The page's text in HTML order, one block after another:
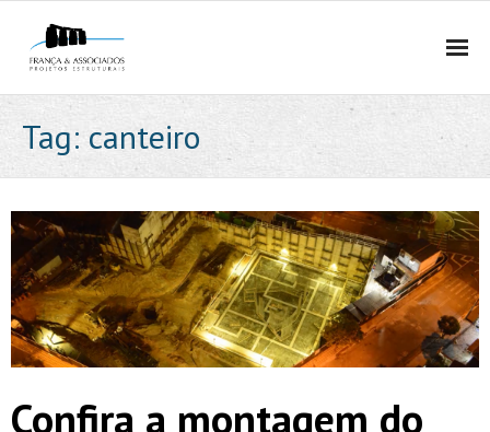
QUEM SOMOS
- EMPRESA
- MÉTODO
- EQUIPE
- PRÊMIOS E PUBLICAÇÕES
- POLÍTICA DE PRIVACIDADE E PROTEÇÃO DE DADOS
Tag: canteiro
Confira a montagem do